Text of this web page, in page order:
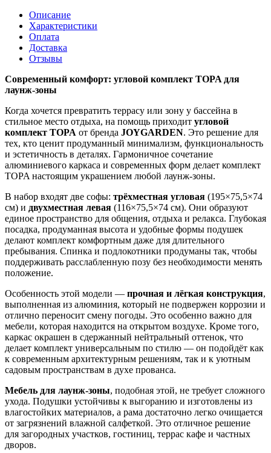
Описание
Характеристики
Оплата
Доставка
Отзывы
Современный комфорт: угловой комплект TOPA для
лаунж-зоны
Когда хочется превратить террасу или зону у бассейна в
стильное место отдыха, на помощь приходит угловой
комплект TOPA от бренда JOYGARDEN. Это решение для
тех, кто ценит продуманный минимализм, функциональность
и эстетичность в деталях. Гармоничное сочетание
алюминиевого каркаса и современных форм делает комплект
TOPA настоящим украшением любой лаунж-зоны.
В набор входят две софы: трёхместная угловая (195×75,5×74
см) и двухместная левая (116×75,5×74 см). Они образуют
единое пространство для общения, отдыха и релакса. Глубокая
посадка, продуманная высота и удобные формы подушек
делают комплект комфортным даже для длительного
пребывания. Спинка и подлокотники продуманы так, чтобы
поддерживать расслабленную позу без необходимости менять
положение.
Особенность этой модели — прочная и лёгкая конструкция,
выполненная из алюминия, который не подвержен коррозии и
отлично переносит смену погоды. Это особенно важно для
мебели, которая находится на открытом воздухе. Кроме того,
каркас окрашен в сдержанный нейтральный оттенок, что
делает комплект универсальным по стилю — он подойдёт как
к современным архитектурным решениям, так и к уютным
садовым пространствам в духе прованса.
Мебель для лаунж-зоны, подобная этой, не требует сложного
ухода. Подушки устойчивы к выгоранию и изготовлены из
влагостойких материалов, а рама достаточно легко очищается
от загрязнений влажной салфеткой. Это отличное решение
для загородных участков, гостиниц, террас кафе и частных
дворов.